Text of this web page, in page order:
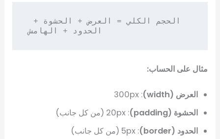
الحدود + الهامش
مثال على الحساب:
العرض (width)
: 300px
الحشوة (padding)
: 20px (من كل جانب)
الحدود (border)
: 5px (من كل جانب)